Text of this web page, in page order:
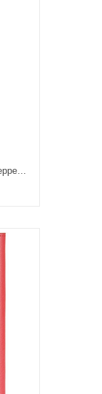
Samsung Galaxy A50 Hoesje Scheppend Bedrijf Zacht, Samsung Galaxy A50 Hoesje Ster Zwart